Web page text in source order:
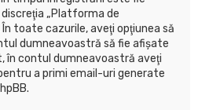
„Platforma de
toate cazurile, aveţi opţiunea să
dumneavoastră să fie afişate
în contul dumneavoastră aveţi
a primi email-uri generate